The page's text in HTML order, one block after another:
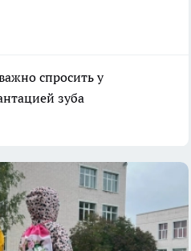
спросить у
зуба